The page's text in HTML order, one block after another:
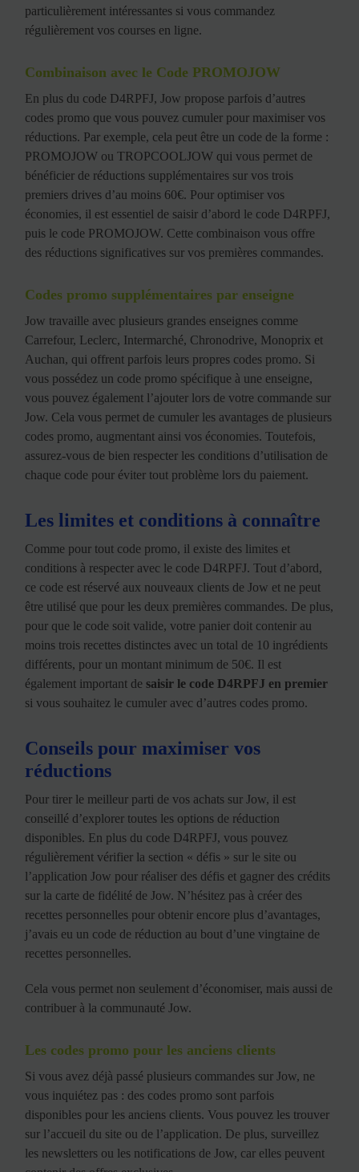
particulièrement intéressantes si vous commandez
régulièrement vos courses en ligne.
Combinaison avec le Code PROMOJOW
En plus du code D4RPFJ, Jow propose parfois d’autres
codes promo que vous pouvez cumuler pour maximiser vos
réductions. Par exemple, cela peut être un code de la forme :
PROMOJOW ou TROPCOOLJOW qui vous permet de
bénéficier de réductions supplémentaires sur vos trois
premiers drives d’au moins 60€. Pour optimiser vos
économies, il est essentiel de saisir d’abord le code D4RPFJ,
puis le code PROMOJOW. Cette combinaison vous offre
des réductions significatives sur vos premières commandes.
Codes promo supplémentaires par enseigne
Jow travaille avec plusieurs grandes enseignes comme
Carrefour, Leclerc, Intermarché, Chronodrive, Monoprix et
Auchan, qui offrent parfois leurs propres codes promo. Si
vous possédez un code promo spécifique à une enseigne,
vous pouvez également l’ajouter lors de votre commande sur
Jow. Cela vous permet de cumuler les avantages de plusieurs
codes promo, augmentant ainsi vos économies. Toutefois,
assurez-vous de bien respecter les conditions d’utilisation de
chaque code pour éviter tout problème lors du paiement.
Les limites et conditions à connaître
Comme pour tout code promo, il existe des limites et
conditions à respecter avec le code D4RPFJ. Tout d’abord,
ce code est réservé aux nouveaux clients de Jow et ne peut
être utilisé que pour les deux premières commandes. De plus,
pour que le code soit valide, votre panier doit contenir au
moins trois recettes distinctes avec un total de 10 ingrédients
différents, pour un montant minimum de 50€. Il est
également important desaisir le code D4RPFJ en premier
si vous souhaitez le cumuler avec d’autres codes promo.
Conseils pour maximiser vos
réductions
Pour tirer le meilleur parti de vos achats sur Jow, il est
conseillé d’explorer toutes les options de réduction
disponibles. En plus du code D4RPFJ, vous pouvez
régulièrement vérifier la section « défis » sur le site ou
l’application Jow pour réaliser des défis et gagner des crédits
sur la carte de fidélité de Jow. N’hésitez pas à créer des
recettes personnelles pour obtenir encore plus d’avantages,
j’avais eu un code de réduction au bout d’une vingtaine de
recettes personnelles.
Cela vous permet non seulement d’économiser, mais aussi de
contribuer à la communauté Jow.
Les codes promo pour les anciens clients
Si vous avez déjà passé plusieurs commandes sur Jow, ne
vous inquiétez pas : des codes promo sont parfois
disponibles pour les anciens clients. Vous pouvez les trouver
sur l’accueil du site ou de l’application. De plus, surveillez
les newsletters ou les notifications de Jow, car elles peuvent